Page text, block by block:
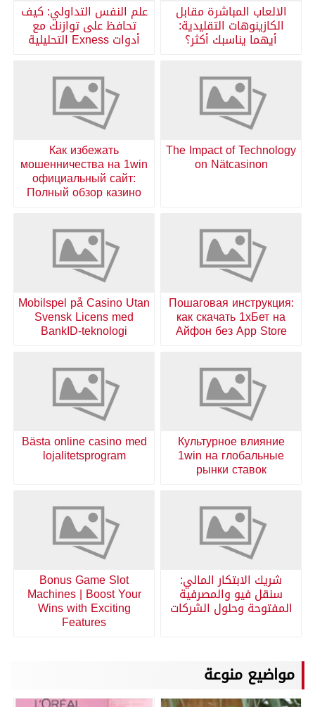
الالعاب المباشرة مقابل
الكازينوهات التقليدية:
أيهما يناسبك أكثر؟
علم النفس التداولي: كيف
تحافظ على توازنك مع
أدوات Exness التحليلية
The Impact of Technology
on Nätcasinon
Как избежать
мошенничества на 1win
официальный сайт:
Полный обзор казино
Пошаговая инструкция:
как скачать 1хБет на
Айфон без App Store
Mobilspel på Casino Utan
Svensk Licens med
BankID-teknologi
Культурное влияние
1win на глобальные
рынки ставок
Bästa online casino med
lojalitetsprogram
شريك الابتكار المالي:
سنقل فيو والمصرفية
المفتوحة وحلول الشركات
Bonus Game Slot
Machines | Boost Your
Wins with Exciting
Features
مواضيع منوعة